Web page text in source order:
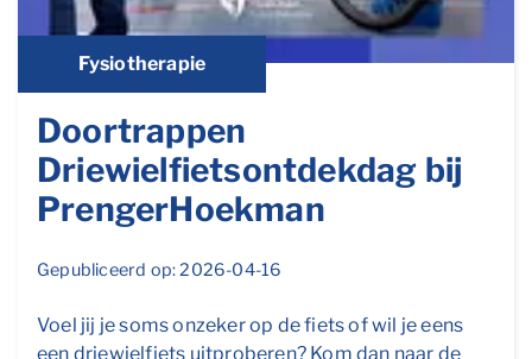
Fysiotherapie
Doortrappen
Driewielfietsontdekdag bij
PrengerHoekman
Gepubliceerd op: 2026-04-16
Voel jij je soms onzeker op de fiets of wil je eens
een driewielfiets uitproberen? Kom dan naar de